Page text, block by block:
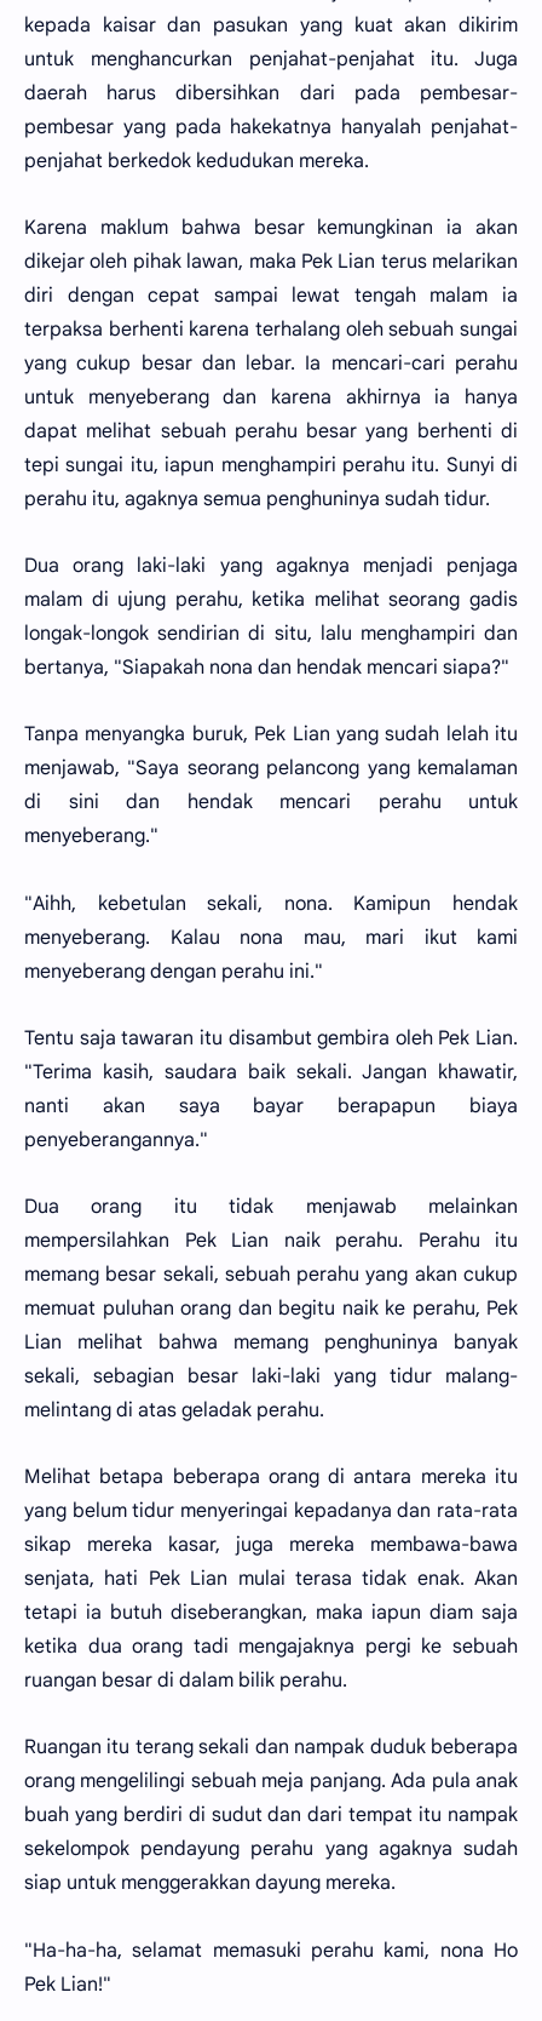
kepada kaisar dan pasukan yang kuat akan dikirim
untuk menghancurkan penjahat-penjahat itu. Juga
daerah harus dibersihkan dari pada pembesar-
pembesar yang pada hakekatnya hanyalah penjahat-
penjahat berkedok kedudukan mereka.
Karena maklum bahwa besar kemungkinan ia akan
dikejar oleh pihak lawan, maka Pek Lian terus melarikan
diri dengan cepat sampai lewat tengah malam ia
terpaksa berhenti karena terhalang oleh sebuah sungai
yang cukup besar dan lebar. Ia mencari-cari perahu
untuk menyeberang dan karena akhirnya ia hanya
dapat melihat sebuah perahu besar yang berhenti di
tepi sungai itu, iapun menghampiri perahu itu. Sunyi di
perahu itu, agaknya semua penghuninya sudah tidur.
Dua orang laki-laki yang agaknya menjadi penjaga
malam di ujung perahu, ketika melihat seorang gadis
longak-longok sendirian di situ, lalu menghampiri dan
bertanya, "Siapakah nona dan hendak mencari siapa?"
Tanpa menyangka buruk, Pek Lian yang sudah lelah itu
menjawab, "Saya seorang pelancong yang kemalaman
di sini dan hendak mencari perahu untuk
menyeberang."
"Aihh, kebetulan sekali, nona. Kamipun hendak
menyeberang. Kalau nona mau, mari ikut kami
menyeberang dengan perahu ini."
Tentu saja tawaran itu disambut gembira oleh Pek Lian.
"Terima kasih, saudara baik sekali. Jangan khawatir,
nanti akan saya bayar berapapun biaya
penyeberangannya."
Dua orang itu tidak menjawab melainkan
mempersilahkan Pek Lian naik perahu. Perahu itu
memang besar sekali, sebuah perahu yang akan cukup
memuat puluhan orang dan begitu naik ke perahu, Pek
Lian melihat bahwa memang penghuninya banyak
sekali, sebagian besar laki-laki yang tidur malang-
melintang di atas geladak perahu.
Melihat betapa beberapa orang di antara mereka itu
yang belum tidur menyeringai kepadanya dan rata-rata
sikap mereka kasar, juga mereka membawa-bawa
senjata, hati Pek Lian mulai terasa tidak enak. Akan
tetapi ia butuh diseberangkan, maka iapun diam saja
ketika dua orang tadi mengajaknya pergi ke sebuah
ruangan besar di dalam bilik perahu.
Ruangan itu terang sekali dan nampak duduk beberapa
orang mengelilingi sebuah meja panjang. Ada pula anak
buah yang berdiri di sudut dan dari tempat itu nampak
sekelompok pendayung perahu yang agaknya sudah
siap untuk menggerakkan dayung mereka.
"Ha-ha-ha, selamat memasuki perahu kami, nona Ho
Pek Lian!"